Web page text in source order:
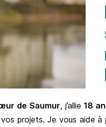
de Saumur, j’allie 18
projets. Je vous aide à